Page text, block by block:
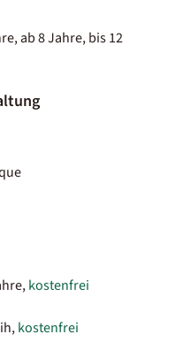
ab 8 Jahre, bis 12
kostenfrei
kostenfrei